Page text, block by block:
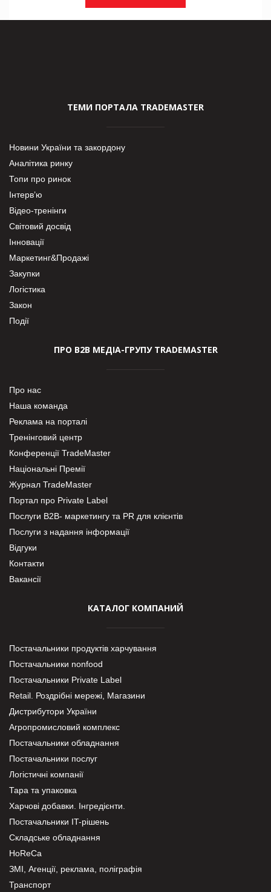
ТЕМИ ПОРТАЛА TRADEMASTER
Новини України та закордону
Аналітика ринку
Топи про ринок
Інтерв’ю
Відео-тренінги
Світовий досвід
Інновації
Маркетинг&Продажі
Закупки
Логістика
Закон
Події
ПРО В2В МЕДІА-ГРУПУ TRADEMASTER
Про нас
Наша команда
Реклама на порталі
Тренінговий центр
Конференції TradeMaster
Національні Премії
Журнал TradeMaster
Портал про Private Label
Послуги В2В- маркетингу та PR для клієнтів
Послуги з надання інформації
Відгуки
Контакти
Вакансії
КАТАЛОГ КОМПАНИЙ
Постачальники продуктів харчування
Постачальники nonfood
Постачальники Private Label
Retail. Роздрібні мережі, Магазини
Дистрибутори України
Агропромисловий комплекс
Постачальники обладнання
Постачальники послуг
Логістичні компанії
Тара та упаковка
Харчові добавки. Інгредієнти.
Постачальники IT-рішень
Складське обладнання
HoReCa
ЗМІ, Агенції, реклама, поліграфія
Транспорт